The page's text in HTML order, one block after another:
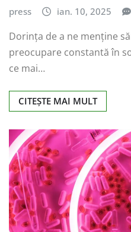
press ian. 10, 2025
Dorința de a ne menține
preocupare constantă în
ce mai…
CITEȘTE MAI MULT